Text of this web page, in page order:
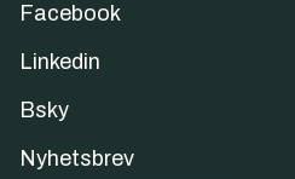
Facebook
Linkedin
Bsky
Nyhetsbrev